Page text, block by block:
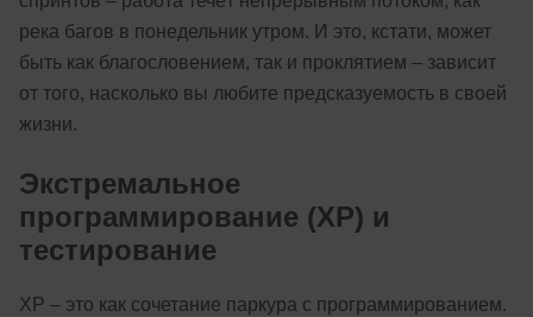
река багов в понедельник утром. И это, кстати, может
быть как благословением, так и проклятием – зависит
от того, насколько вы любите предсказуемость в своей
жизни.
Экстремальное
программирование (XP) и
тестирование
XP – это как сочетание паркура с программированием.